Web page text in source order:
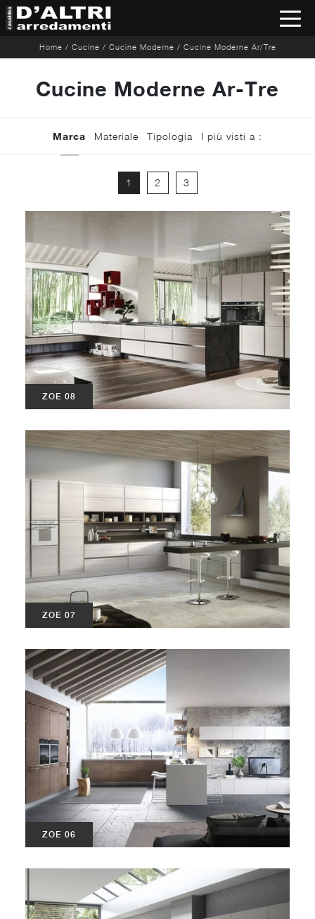
Home / Cucine / Cucine Moderne / Cucine Moderne Ar/Tre
Cucine Moderne Ar-Tre
Marca Materiale Tipologia I più visti a :
1 2 3
ZOE 08
ZOE 07
ZOE 06